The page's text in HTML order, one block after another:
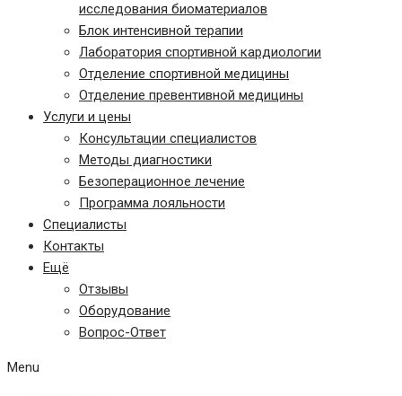
исследования биоматериалов
Блок интенсивной терапии
Лаборатория спортивной кардиологии
Отделение спортивной медицины
Отделение превентивной медицины
Услуги и цены
Консультации специалистов
Методы диагностики
Безоперационное лечение
Программа лояльности
Специалисты
Контакты
Ещё
Отзывы
Оборудование
Вопрос-Ответ
Menu